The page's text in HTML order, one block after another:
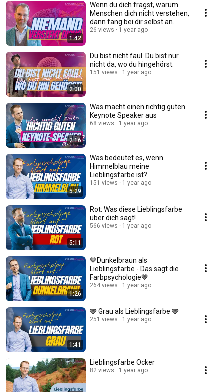
1:42
Wenn du dich fragst, warum
Menschen dich nicht verstehen,
dann fang bei dir selbst an.
26 views 1 year ago
2:00
Du bist nicht faul. Du bist nur
nicht da, wo du hingehörst.
151 views 1 year ago
2:16
Was macht einen richtig guten
Keynote Speaker aus
68 views 1 year ago
5:29
Was bedeutet es, wenn
Himmelblau meine
Lieblingsfarbe ist?
151 views 1 year ago
5:11
Rot: Was diese Lieblingsfarbe
über dich sagt!
566 views 1 year ago
1:26
🤎Dunkelbraun als
Lieblingsfarbe - Das sagt die
Farbpsychologie🤎
264 views 1 year ago
1:41
🩶 Grau als Lieblingsfarbe 🩶
251 views 1 year ago
Lieblingsfarbe Ocker
82 views 1 year ago